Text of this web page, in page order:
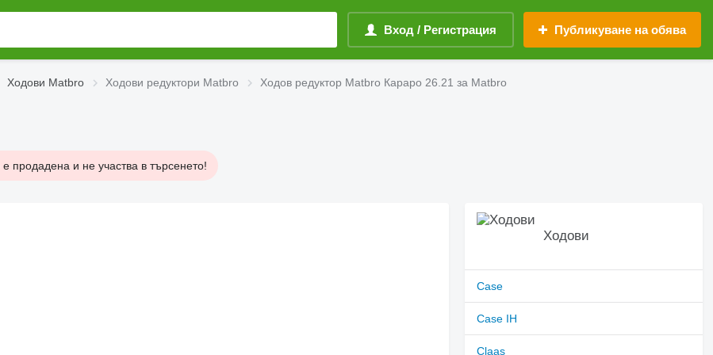
Вход / Регистрация Публикуване на обява
Ходови Matbro Ходови редуктори Matbro Ходов редуктор Matbro Караро 26.21 за Matbro
е продадена и не участва в търсенето!
Ходови
Case
Case IH
Claas